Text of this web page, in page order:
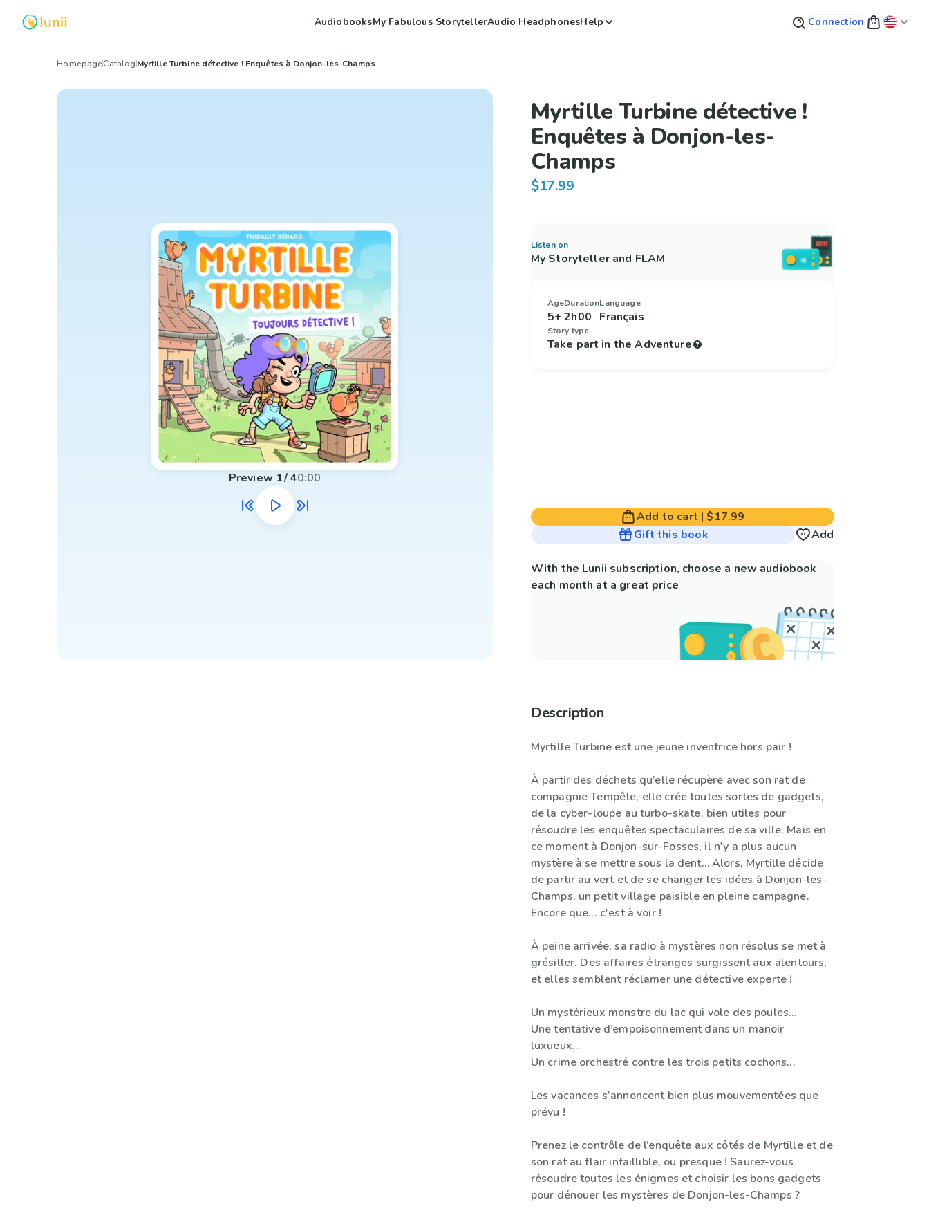
AudiobooksMy Fabulous StorytellerAudio HeadphonesHelp Connection
HomepageCatalogMyrtille Turbine détective ! Enquêtes à Donjon-les-Champs
Preview 1/40:00
Myrtille Turbine détective !
Enquêtes à Donjon-les-
Champs
$17.99
Listen on
My Storyteller and FLAM
Age
5+
Duration
2h00
Language
Français
Story type
Take part in the Adventure
Add to cart |$17.99
Gift this book
Add
With the Lunii subscription, choose a new audiobook
each month at a great price
Description
Myrtille Turbine est une jeune inventrice hors pair !
À partir des déchets qu’elle récupère avec son rat de
compagnie Tempête, elle crée toutes sortes de gadgets,
de la cyber-loupe au turbo-skate, bien utiles pour
résoudre les enquêtes spectaculaires de sa ville. Mais en
ce moment à Donjon-sur-Fosses, il n'y a plus aucun
mystère à se mettre sous la dent… Alors, Myrtille décide
de partir au vert et de se changer les idées à Donjon-les-
Champs, un petit village paisible en pleine campagne.
Encore que... c'est à voir !
À peine arrivée, sa radio à mystères non résolus se met à
grésiller. Des affaires étranges surgissent aux alentours,
et elles semblent réclamer une détective experte !
Un mystérieux monstre du lac qui vole des poules…
Une tentative d’empoisonnement dans un manoir
luxueux…
Un crime orchestré contre les trois petits cochons...
Les vacances s’annoncent bien plus mouvementées que
prévu !
Prenez le contrôle de l’enquête aux côtés de Myrtille et de
son rat au flair infaillible, ou presque ! Saurez-vous
résoudre toutes les énigmes et choisir les bons gadgets
pour dénouer les mystères de Donjon-les-Champs ?